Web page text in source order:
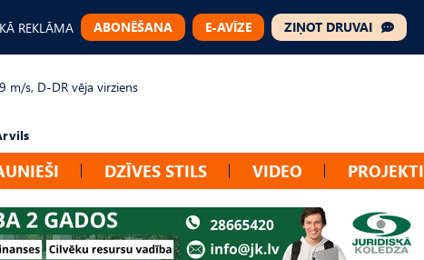
REKLĀMA ABONĒŠANA E-AVĪZE ZIŅOT DRUVAI
m/s, D-DR vēja virziens
DZĪVES STILS VIDEO PROJEKTI